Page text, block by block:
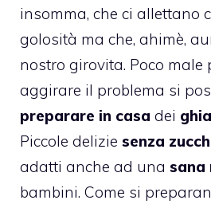
insomma, che ci allettano
golosità ma che, ahimè,
nostro girovita. Poco male
aggirare il problema si
preparare in casa dei
Piccole delizie senza
adatti anche ad una sana
bambini. Come si